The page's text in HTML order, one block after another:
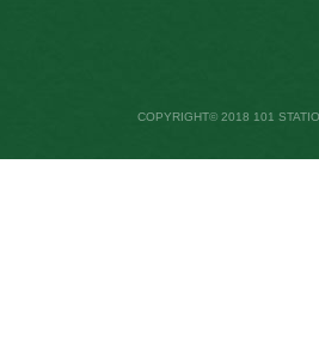
COPYRIGHT© 2018 101